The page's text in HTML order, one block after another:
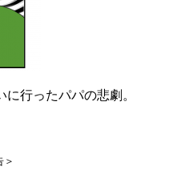
行ったパパの悲劇。
＞